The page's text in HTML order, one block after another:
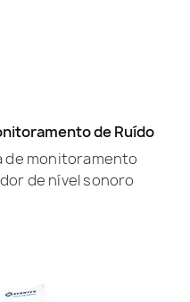
de Ruído
de monitoramento
de nível sonoro